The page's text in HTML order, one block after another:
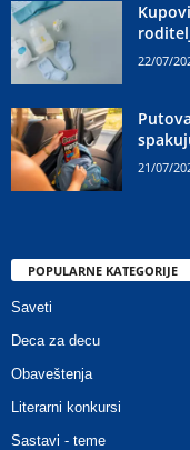
22/07/
21/07/
POPULARNE KATEGORIJE
Saveti
Deca za decu
Obaveštenja
Literarni konkursi
Sastavi - teme